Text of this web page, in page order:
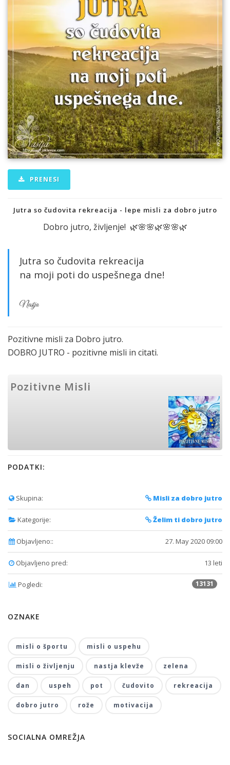
PRENESI
Jutra so čudovita rekreacija - lepe misli za dobro jutro
Dobro jutro, življenje! 🌿🌸🌸🌿🌸🌸🌿
Jutra so čudovita rekreacija
na moji poti do uspešnega dne!
Nastja
Pozitivne misli za Dobro jutro.
DOBRO JUTRO - pozitivne misli in citati.
Pozitivne Misli
PODATKI:
Skupina: Misli za dobro jutro
Kategorije: Želim ti dobro jutro
Objavljeno:: 27. May 2020 09:00
Objavljeno pred: 13 leti
Pogledi: 13131
OZNAKE
misli o športu misli o uspehu
misli o življenju nastja klevže zelena
dan uspeh pot čudovito rekreacija
dobro jutro rože motivacija
SOCIALNA OMREŽJA